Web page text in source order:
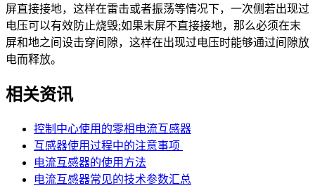
屏直接接地，这样在雷击或者振荡等情况下，一次侧若出现过
电压可以有效防止烧毁;如果末屏不直接接地，那么必须在末
屏和地之间设击穿间隙，这样在出现过电压时能够通过间隙放
电而释放。
相关资讯
控制中心使用的零相电流互感器
互感器使用过程中的注意事项
电流互感器的使用方法
电流互感器常见的技术参数汇总